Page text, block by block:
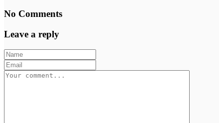
No Comments
Leave a reply